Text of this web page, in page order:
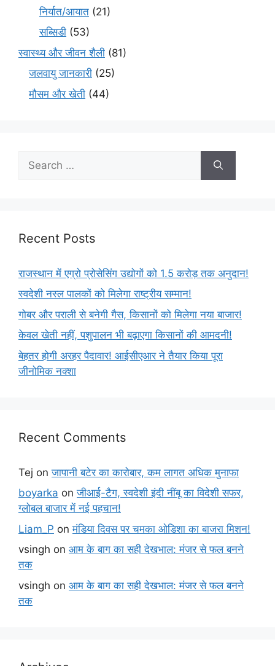
निर्यात/आयात (21)
सब्सिडी (53)
स्वास्थ्य और जीवन शैली (81)
जलवायु जानकारी (25)
मौसम और खेती (44)
Recent Posts
राजस्थान में एग्रो प्रोसेसिंग उद्योगों को 1.5 करोड़ तक अनुदान!
स्वदेशी नस्ल पालकों को मिलेगा राष्ट्रीय सम्मान!
गोबर और पराली से बनेगी गैस, किसानों को मिलेगा नया बाजार!
केवल खेती नहीं, पशुपालन भी बढ़ाएगा किसानों की आमदनी!
बेहतर होगी अरहर पैदावार! आईसीएआर ने तैयार किया पूरा
जीनोमिक नक्शा
Recent Comments
Tej onजापानी बटेर का कारोबार, कम लागत अधिक मुनाफा
boyarka onजीआई-टैग, स्वदेशी इंदी नींबू का विदेशी सफर,
ग्लोबल बाजार में नई पहचान!
Liam_P onमंडिया दिवस पर चमका ओडिशा का बाजरा मिशन!
vsingh on आम के बाग का सही देखभाल: मंजर से फल बनने
तक
vsingh on आम के बाग का सही देखभाल: मंजर से फल बनने
तक